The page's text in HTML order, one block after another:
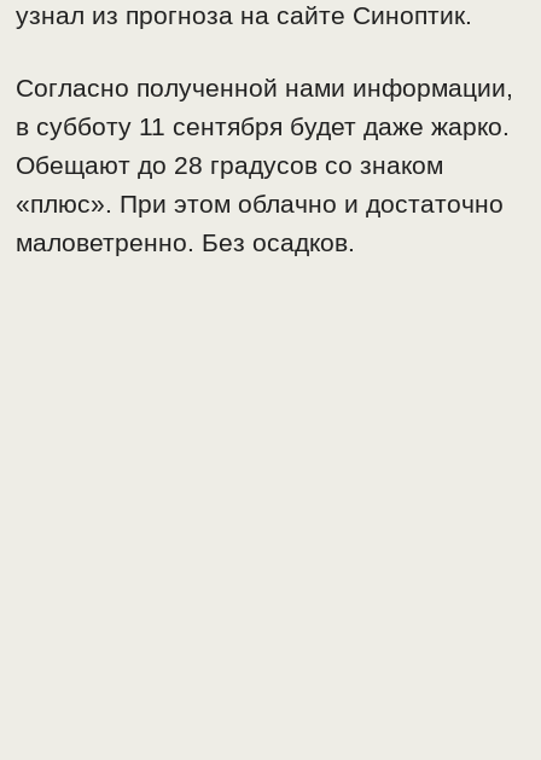
узнал из прогноза на сайте Синоптик.
Согласно полученной нами информации,
в субботу 11 сентября будет даже жарко.
Обещают до 28 градусов со знаком
«плюс». При этом облачно и достаточно
маловетренно. Без осадков.